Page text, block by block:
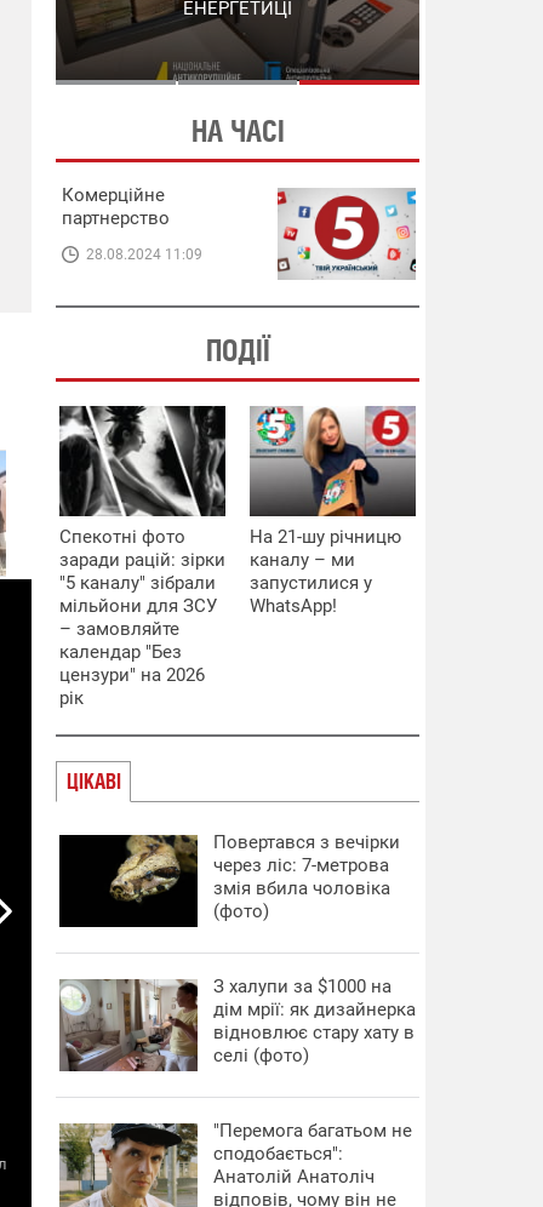
СХЕМИ В ЕНЕРГЕТИЦІ
ЕНЕРГЕТИЦІ
НА ЧАСІ
Комерційне
партнерство
28.08.2024 11:09
ПОДІЇ
Спекотні фото
заради рацій: зірки
"5 каналу" зібрали
мільйони для ЗСУ
– замовляйте
календар "Без
цензури" на 2026
рік
На 21-шу річницю
каналу – ми
запустилися у
WhatsApp!
ЦІКАВІ
Повертався з вечірки
через ліс: 7-метрова
змія вбила чоловіка
(фото)
З халупи за $1000 на
дім мрії: як дизайнерка
відновлює стару хату в
селі (фото)
"Перемога багатьом не
сподобається":
Анатолій Анатоліч
відповів, чому він не